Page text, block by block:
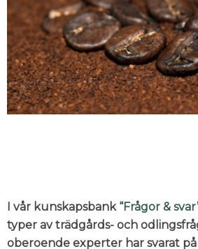
I vår kunskapsbank “Frågor &
typer av trädgårds- och
oberoende experter har svarat